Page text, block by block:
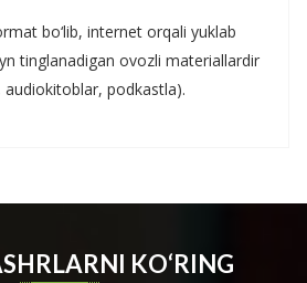
bo‘lib, internet orqali yuklab
tinglanadigan ovozli materiallardir
audiokitoblar, podkastla).
KO‘RING